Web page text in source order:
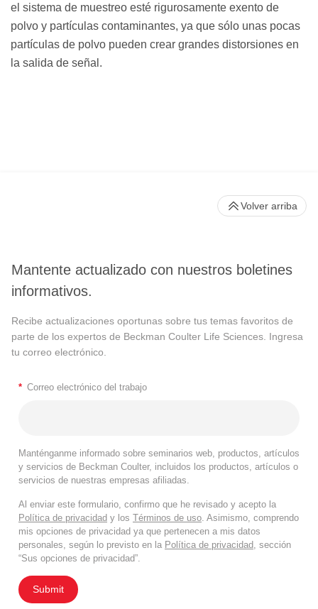
el sistema de muestreo esté rigurosamente exento de
polvo y partículas contaminantes, ya que sólo unas pocas
partículas de polvo pueden crear grandes distorsiones en
la salida de señal.
Mantente actualizado con nuestros boletines
informativos.
Recibe actualizaciones oportunas sobre tus temas favoritos de
parte de los expertos de Beckman Coulter Life Sciences. Ingresa
tu correo electrónico.
* Correo electrónico del trabajo
Manténganme informado sobre seminarios web, productos, artículos
y servicios de Beckman Coulter, incluidos los productos, artículos o
servicios de nuestras empresas afiliadas.
Al enviar este formulario, confirmo que he revisado y acepto la
Política de privacidad y los Términos de uso . Asimismo, comprendo
mis opciones de privacidad ya que pertenecen a mis datos
personales, según lo previsto en la Política de privacidad , sección
“Sus opciones de privacidad”.
Submit
Volver arriba